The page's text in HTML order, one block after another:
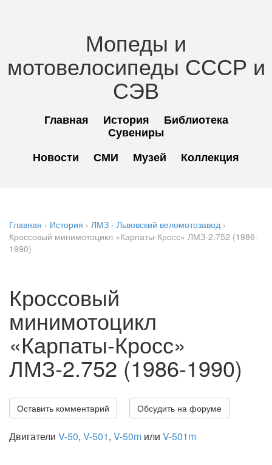
Мопеды и
мотовелосипеды СССР и
СЭВ
Главная История
Библиотека
Сувениры
Новости
СМИ Музей Коллекция
Главная › История › ЛМЗ - Львовский веломотозавод ›
Кроссовый минимотоцикл «Карпаты-Кросс» ЛМЗ-2.752 (1986-
1990)
Кроссовый
минимотоцикл
«Карпаты-Кросс»
ЛМЗ-2.752 (1986-1990)
Оставить комментарий Обсудить на форуме
Двигатели V-50, V-501, V-50m или V-501m